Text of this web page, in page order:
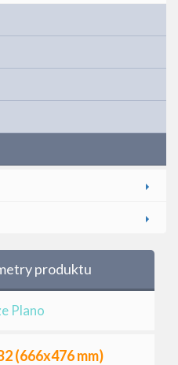
produktu
Plano
(666x476 mm)